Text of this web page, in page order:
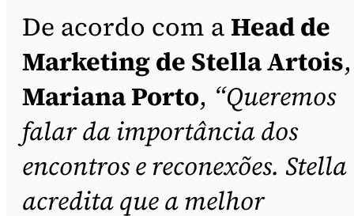
De acordo com a Head de
Marketing de Stella Artois,
Mariana Porto, “Queremos
falar da importância dos
encontros e reconexões. Stella
acredita que a melhor